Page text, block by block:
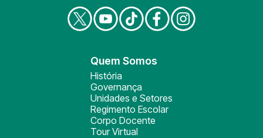
Quem Somos
História
Governança
Unidades e Setores
Regimento Escolar
Corpo Docente
Tour Virtual